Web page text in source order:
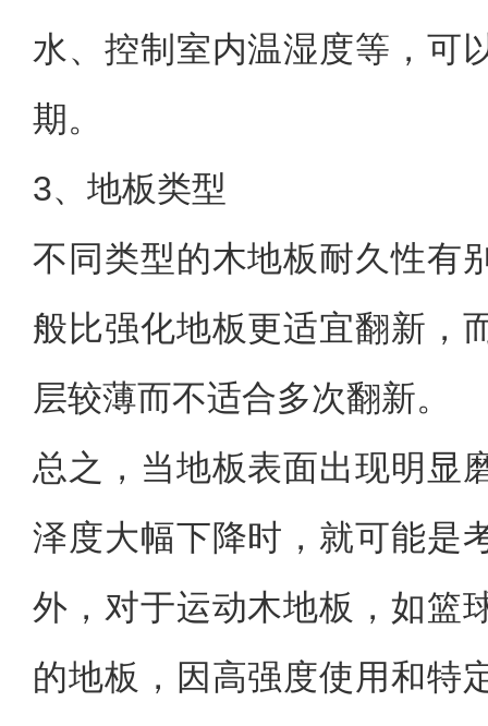
水、控制室内温湿度等，可
期。
3、地板类型
不同类型的木地板耐久性有
般比强化地板更适宜翻新，
层较薄而不适合多次翻新。
总之，当地板表面出现明显
泽度大幅下降时，就可能是
外，对于运动木地板，如篮
的地板，因高强度使用和特